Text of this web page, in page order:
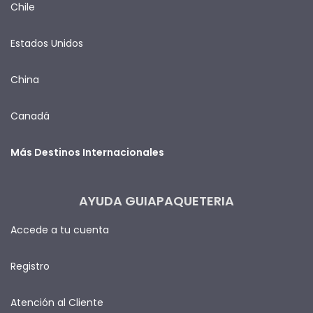
Chile
Estados Unidos
China
Canadá
Más Destinos Internacionales
AYUDA GUIAPAQUETERIA
Accede a tu cuenta
Registro
Atención al Cliente